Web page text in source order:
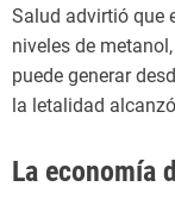
Salud advirtió que
niveles de
puede generar
la letalidad
La economía